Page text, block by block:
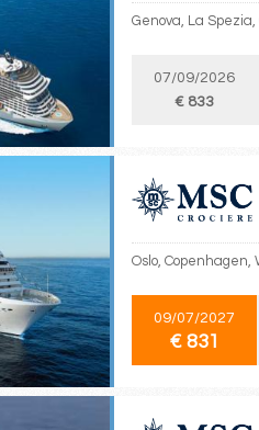
Genova, La
07/09/2026
€ 833
Oslo, Copenhagen,
09/07/2027
€ 831